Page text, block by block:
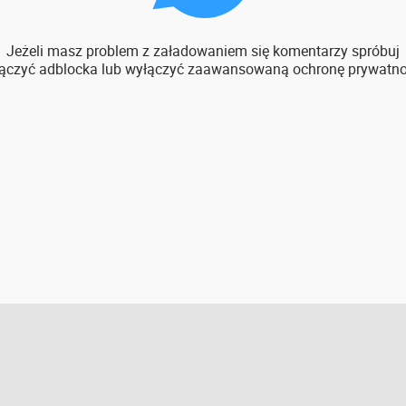
Jeżeli masz problem z załadowaniem się komentarzy spróbuj
adblocka lub wyłączyć zaawansowaną ochronę